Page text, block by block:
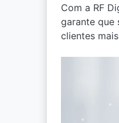
Com a RF
garante que
clientes